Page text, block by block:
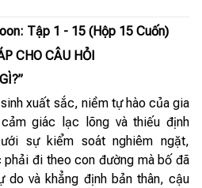
Tập 1 - 15 (Hộp 15 Cuốn)
CHO CÂU HỎI
xuất sắc, niềm tự hào của gia
giác lạc lõng và thiếu định
sự kiểm soát nghiêm ngặt,
phải đi theo con đường mà bố đã
và khẳng định bản thân, cậu